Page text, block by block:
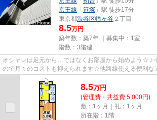
京王線 「笹塚 」駅 徒歩17分
東京都渋谷区幡ヶ谷 ２丁目
8.5万円
築年数：築7年 ｜募集中： 1室
階数：3階建
オシャレは足元から…ではなくお部屋から始めよう☆ ♪
ので月々のコストも抑えられます☆他路線使える便利な
お出かけは楽ちんです♪便利な街...
8.5万円
(管理費・共益費 5,000円)
敷：1ヶ月｜礼：1ヶ月
所在階：1階